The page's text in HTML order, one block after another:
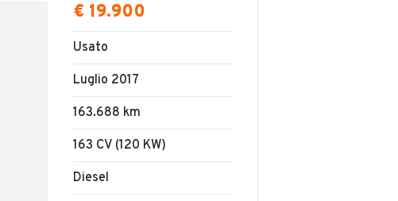
€ 19.900
Usato
Luglio 2017
163.688 km
163 CV (120 KW)
Diesel